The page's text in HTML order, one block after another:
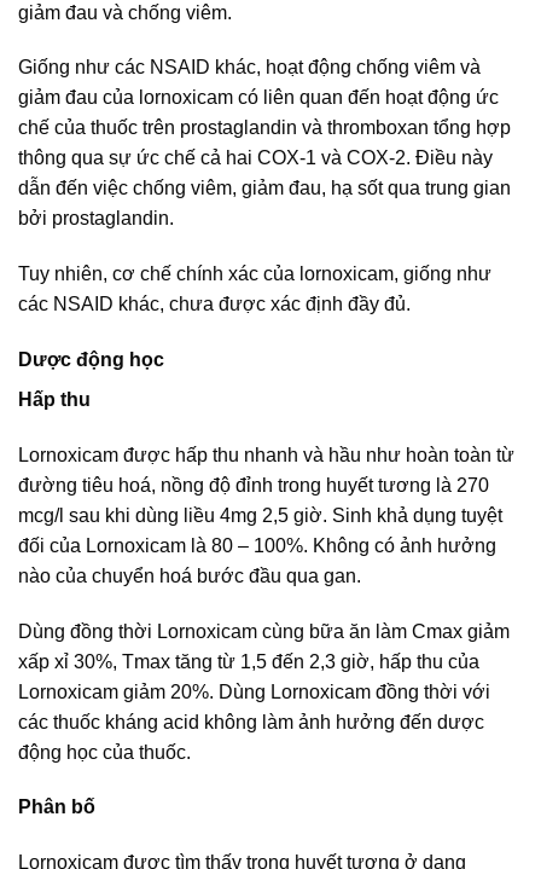
giảm đau và chống viêm.
Giống như các NSAID khác, hoạt động chống viêm và
giảm đau của lornoxicam có liên quan đến hoạt động ức
chế của thuốc trên prostaglandin và thromboxan tổng hợp
thông qua sự ức chế cả hai COX-1 và COX-2. Điều này
dẫn đến việc chống viêm, giảm đau, hạ sốt qua trung gian
bởi prostaglandin.
Tuy nhiên, cơ chế chính xác của lornoxicam, giống như
các NSAID khác, chưa được xác định đầy đủ.
Dược động học
Hấp thu
Lornoxicam được hấp thu nhanh và hầu như hoàn toàn từ
đường tiêu hoá, nồng độ đỉnh trong huyết tương là 270
mcg/l sau khi dùng liều 4mg 2,5 giờ. Sinh khả dụng tuyệt
đối của Lornoxicam là 80 – 100%. Không có ảnh hưởng
nào của chuyển hoá bước đầu qua gan.
Dùng đồng thời Lornoxicam cùng bữa ăn làm Cmax giảm
xấp xỉ 30%, Tmax tăng từ 1,5 đến 2,3 giờ, hấp thu của
Lornoxicam giảm 20%. Dùng Lornoxicam đồng thời với
các thuốc kháng acid không làm ảnh hưởng đến dược
động học của thuốc.
Phân bố
Lornoxicam được tìm thấy trong huyết tương ở dạng